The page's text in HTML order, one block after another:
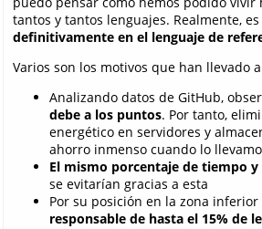
tantos y tantos lenguajes. Realmente, es
definitivamente en el lenguaje de
Varios son los motivos que han llevado
Analizando datos de GitHub,
debe a los puntos. Por tanto,
energético en servidores y
ahorro inmenso cuando lo
El mismo porcentaje de tiempo
se evitarían gracias a esta
Por su posición en la zona
responsable de hasta el 15% de